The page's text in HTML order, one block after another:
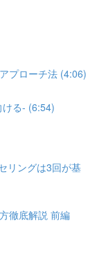
プローチ法 (4:06)
ける- (6:54)
リングは3回が基
徹底解説 前編